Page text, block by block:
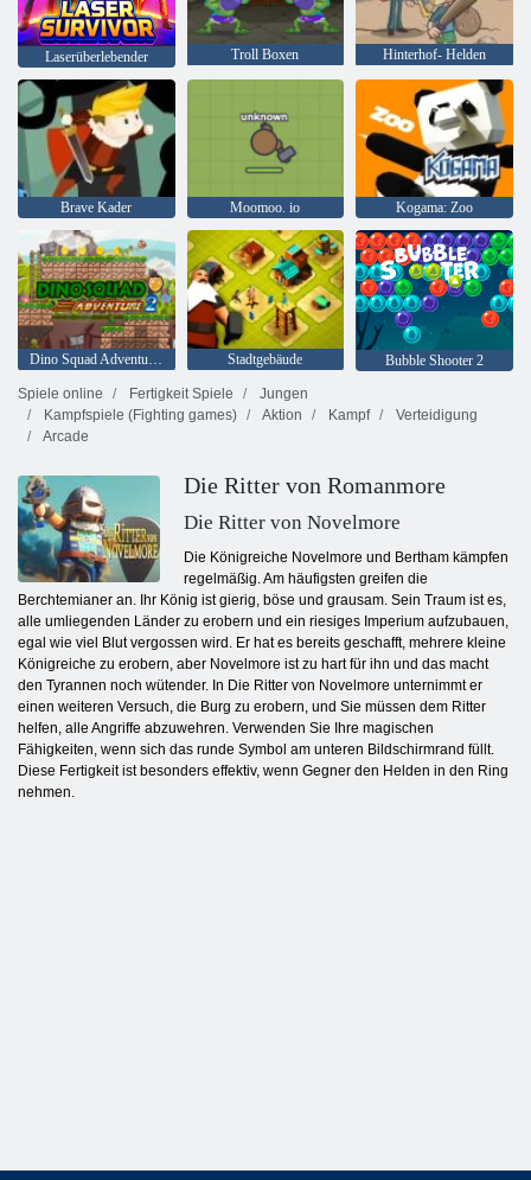
Laserüberlebender Troll Boxen Hinterhof- Helden
Brave Kader Moomoo. io Kogama: Zoo
Stadtgebäude
Bubble Shooter 2
Spiele online
Fertigkeit Spiele
Jungen
Kampfspiele (Fighting games)
Aktion Kampf
Verteidigung
Arcade
Die Ritter von Romanmore
Die Ritter von Novelmore
Die Königreiche Novelmore und Bertham kämpfen
regelmäßig. Am häufigsten greifen die
Berchtemianer an. Ihr König ist gierig, böse und grausam. Sein Traum ist es,
alle umliegenden Länder zu erobern und ein riesiges Imperium aufzubauen,
egal wie viel Blut vergossen wird. Er hat es bereits geschafft, mehrere kleine
Königreiche zu erobern, aber Novelmore ist zu hart für ihn und das macht
den Tyrannen noch wütender. In Die Ritter von Novelmore unternimmt er
einen weiteren Versuch, die Burg zu erobern, und Sie müssen dem Ritter
helfen, alle Angriffe abzuwehren. Verwenden Sie Ihre magischen
Fähigkeiten, wenn sich das runde Symbol am unteren Bildschirmrand füllt.
Diese Fertigkeit ist besonders effektiv, wenn Gegner den Helden in den Ring
nehmen.